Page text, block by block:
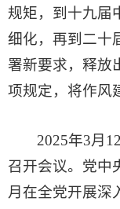
规矩，到十九届
细化，再到二十
署新要求，释放
项规定，将作风
2025年3月
召开会议。党中
月在全党开展深